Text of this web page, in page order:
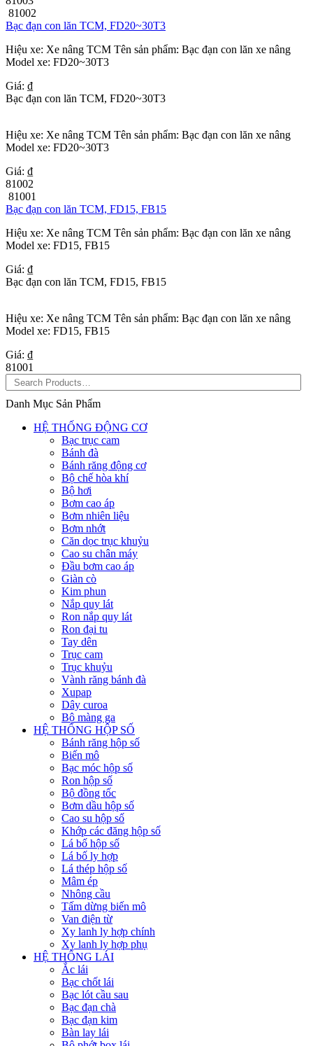
81002
Bạc đạn con lăn TCM, FD20~30T3
Hiệu xe: Xe nâng TCM Tên sản phẩm: Bạc đạn con lăn xe nâng
Model xe: FD20~30T3
Giá: ₫
Bạc đạn con lăn TCM, FD20~30T3
Hiệu xe: Xe nâng TCM Tên sản phẩm: Bạc đạn con lăn xe nâng
Model xe: FD20~30T3
Giá: ₫
81002
81001
Bạc đạn con lăn TCM, FD15, FB15
Hiệu xe: Xe nâng TCM Tên sản phẩm: Bạc đạn con lăn xe nâng
Model xe: FD15, FB15
Giá: ₫
Bạc đạn con lăn TCM, FD15, FB15
Hiệu xe: Xe nâng TCM Tên sản phẩm: Bạc đạn con lăn xe nâng
Model xe: FD15, FB15
Giá: ₫
81001
Danh Mục Sản Phẩm
HỆ THỐNG ĐỘNG CƠ
Bạc trục cam
Bánh đà
Bánh răng động cơ
Bộ chế hòa khí
Bộ hơi
Bơm cao áp
Bơm nhiên liệu
Bơm nhớt
Căn dọc trục khuỷu
Cao su chân máy
Đầu bơm cao áp
Giàn cò
Kim phun
Nắp quy lát
Ron nắp quy lát
Ron đại tu
Tay dên
Trục cam
Trục khuỷu
Vành răng bánh đà
Xupap
Dây curoa
Bộ màng ga
HỆ THỐNG HỘP SỐ
Bánh răng hộp số
Biến mô
Bạc móc hộp số
Ron hộp số
Bộ đồng tốc
Bơm dầu hộp số
Cao su hộp số
Khớp các đăng hộp số
Lá bố hộp số
Lá bố ly hợp
Lá thép hộp số
Mâm ép
Nhông cầu
Tấm dừng biến mô
Van điện từ
Xy lanh ly hợp chính
Xy lanh ly hợp phụ
HỆ THỐNG LÁI
Ắc lái
Bạc chốt lái
Bạc lót cầu sau
Bạc đạn chà
Bạc đạn kim
Bàn lay lái